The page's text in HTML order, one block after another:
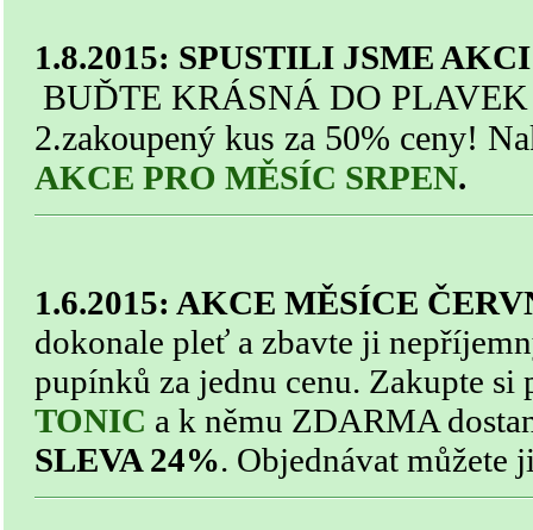
1.8.2015: SPUSTILI JSME
BUĎTE KRÁSNÁ DO PLAVEK
2.zakoupený kus za 50% ceny!
AKCE PRO MĚSÍC SRPEN.
1.6.2015: AKCE MĚSÍCE
dokonale pleť a zbavte ji
pupínků za jednu cenu. Zakupte
TONIC a k němu ZDARMA
SLEVA 24%. Objednávat můžete